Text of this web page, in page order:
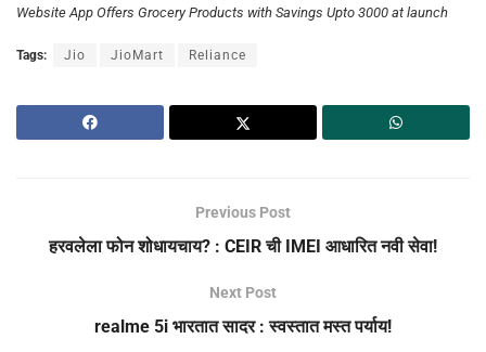
Website App Offers Grocery Products with Savings Upto 3000 at launch
Tags: Jio JioMart Reliance
Previous Post
हरवलेला फोन शोधायचाय? : CEIR ची IMEI आधारित नवी सेवा!
Next Post
realme 5i भारतात सादर : स्वस्तात मस्त पर्याय!